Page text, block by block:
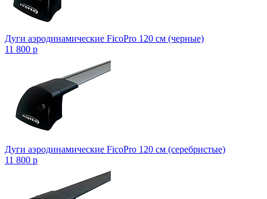
Дуги аэродинамические FicoPro 120 см (черные)
11 800 p
Дуги аэродинамические FicoPro 120 см (серебристые)
11 800 p